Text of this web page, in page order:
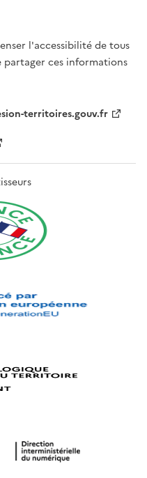
l'accessibilité de tous
partager ces informations
territoires.gouv.fr